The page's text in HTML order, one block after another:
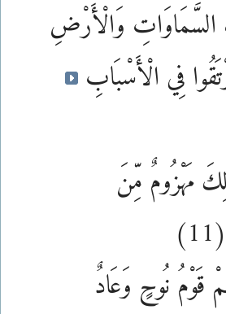
السَّمَاوَاتِ وَالْأَرْضِ
فِي الْأَسْبَابِ
مَهْزُومٌ مِّنَ
(11)
قَوْمُ نُوحٍ وَعَادٌ